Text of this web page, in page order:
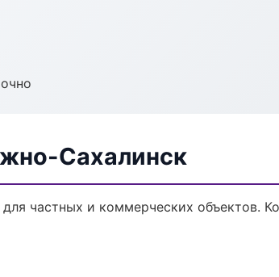
Сахалинск
частных и коммерческих объектов.